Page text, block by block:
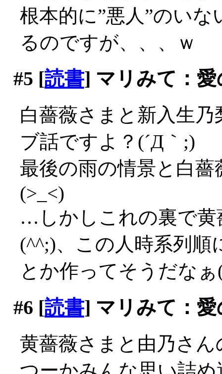
根本的に”悪人”のい
るのですが、、、ｗ
#5 [読書] マリみて：
白薔薇さまと新入生
ブ話ですよ？(´Д｀;)
最後の雨の情景と白
(>_<)
…しかしこれの裏で黄
(^^;)、この人時系列
とか作ってそうだなぁ
#6 [読書] マリみて：
黄薔薇さまと由乃さ